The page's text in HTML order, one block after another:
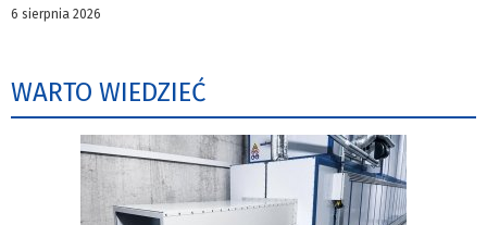
6 sierpnia 2026
WARTO WIEDZIEĆ